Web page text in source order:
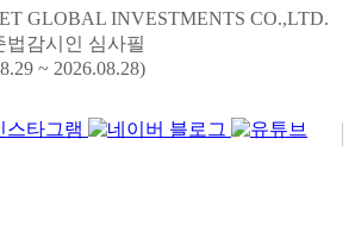
GLOBAL INVESTMENTS CO.,LTD.
감시인 심사필
~ 2026.08.28)